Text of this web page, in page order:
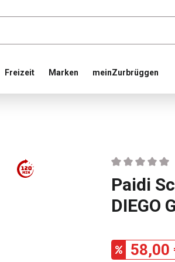
Freizeit Marken meinZurbrüggen
Paidi
DIEGO
58,00